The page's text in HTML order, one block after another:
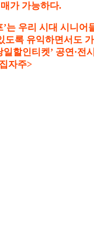
가 가능하다.
’는 우리 시대 시니어
도록 유익하면서도 가
할인티켓’ 공연·전
자주>